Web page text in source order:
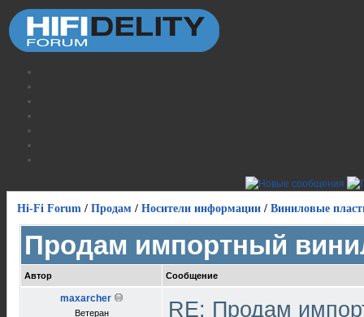
Hi-Fi Forum / Продам / Носители информации / Виниловые
Продам импортный
Автор Сообщение
maxarcher
Ветеран RE: Продам